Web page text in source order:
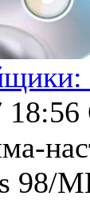
18:56
98/